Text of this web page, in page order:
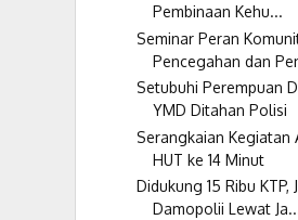
Pembinaan Kehu...
Seminar Peran
Pencegahan dan
Setubuhi Perempuan
YMD Ditahan Polisi
Serangkaian Kegiatan
HUT ke 14 Minut
Didukung 15 Ribu KTP,
Damopolii Lewat